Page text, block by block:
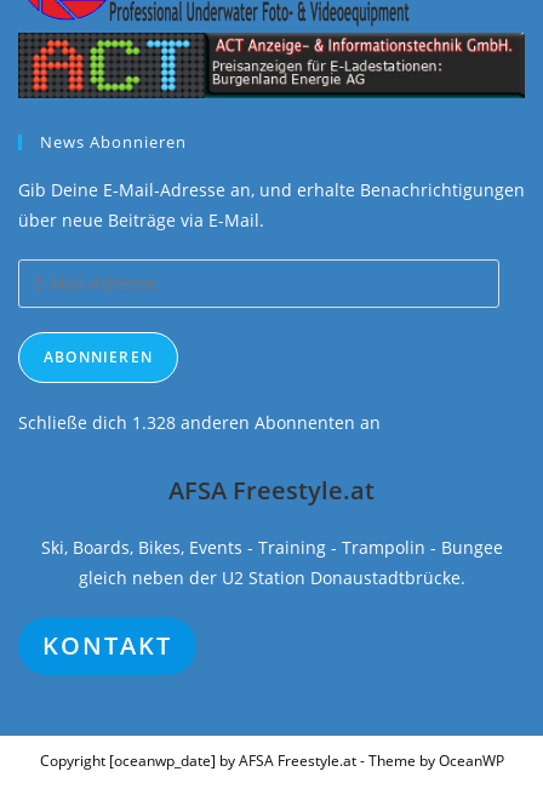
News Abonnieren
Gib Deine E-Mail-Adresse an, und erhalte Benachrichtigungen
über neue Beiträge via E-Mail.
Mail-
Adresse
ABONNIEREN
Schließe dich 1.328 anderen Abonnenten an
AFSA Freestyle.at
Ski, Boards, Bikes, Events - Training - Trampolin - Bungee
gleich neben der U2 Station Donaustadtbrücke.
KONTAKT
Copyright [oceanwp_date] by AFSA Freestyle.at - Theme by OceanWP